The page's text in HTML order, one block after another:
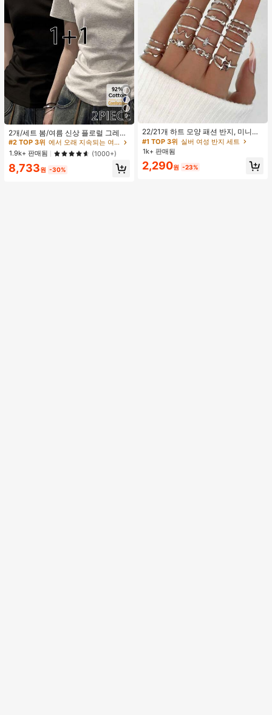
9
2개/세트 봄/여름 신상 플로럴 그레이
+ 블랙 반팔 티셔츠, 여성 슬림핏 솔리
드 컬러 언더셔츠 캐주얼
#2 TOP 3위
에서 오래 지속되는 여성 상의, 블라우스 & 티
높은 재방문 고객
#2 TOP 3위
에서 오래 지속되는 여성 상의, 블라우스 & 티
높은 재방문 고객
#2 TOP 3위
에서 오래 지속되는 여성 상의, 블라우스 & 티
높은 재방문 고객
#2 TOP 3위
에서 오래 지속되는 여성 상의, 블라우스 & 티
높은 재방문 고객
1.9k+ 판매됨 (1000+)
8,733원 -30%
22/21개 하트 모양 패션 반지, 미니멀
리스트 크리스탈 임베디드 보헤미안
기하학 반지 세트, 발렌타인데이, 어머
니날 선물
#1 TOP 3위
실버 여성 반지 세트
거의 매진!
#1 TOP 3위 실버 여성 반지 세트
거의 매진!
#1 TOP 3위 실버 여성 반지 세트
거의 매진!
#1 TOP 3위
실버 여성 반지 세트
1k+ 판매됨
2,290원 -23%